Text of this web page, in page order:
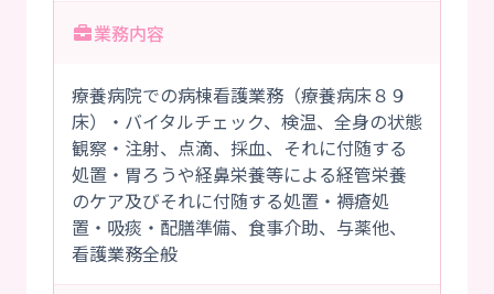
業務内容
療養病院での病棟看護業務（療養病床８９
床）・バイタルチェック、検温、全身の状態
観察・注射、点滴、採血、それに付随する
処置・胃ろうや経鼻栄養等による経管栄養
のケア及びそれに付随する処置・褥瘡処
置・吸痰・配膳準備、食事介助、与薬他、
看護業務全般